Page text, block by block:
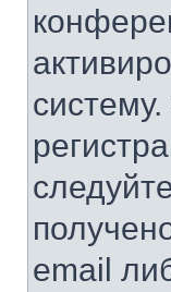
email